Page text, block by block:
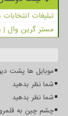
تبلیغات
مستر گرین وال |
موبایل ها پشت
شما نظر بدهید
شما نظر بدهید
چشم چین به